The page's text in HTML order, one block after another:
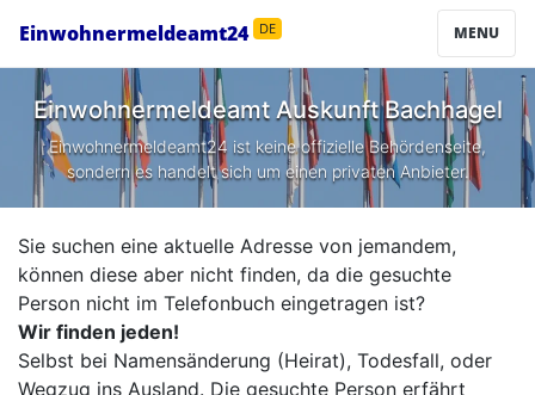
Einwohnermeldeamt24 DE MENU
Einwohnermeldeamt AuskunftBachhagel
Einwohnermeldeamt24 ist keine offizielle Behördenseite,
sondern es handelt sich um einen privaten Anbieter.
Sie suchen eine aktuelle Adresse von jemandem,
können diese aber nicht finden, da die gesuchte
Person nicht im Telefonbuch eingetragen ist?
Wir finden jeden!
Selbst bei Namensänderung (Heirat), Todesfall, oder
Wegzug ins Ausland. Die gesuchte Person erfährt